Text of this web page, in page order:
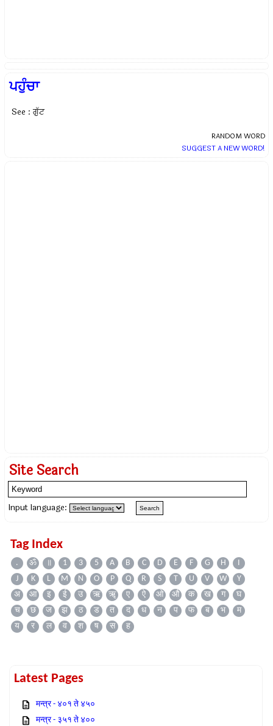
ਪਹੁੰਚਾ
See : ਗੁੱਟ
RANDOM WORD
SUGGEST A NEW WORD!
Site Search
Input language:
Tag Index
. ॐ ॥ 1 3 5 A B C D E F G H
I
J
K L M N O P Q R S T U V W
Y
अ
आ इ ई उ ऋ ॠ ए ऐ ओ औ क ख ग
घ
च
छ ज झ ठ ड त द ध न प फ ब भ
म
य
र ल व श ष स ह
Latest Pages
मन्त्र - ४०१ ते ४५०
मन्त्र - ३५१ ते ४००